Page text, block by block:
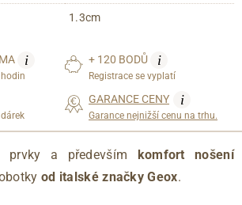
1.3cm
i + 120 BODŮ i
Registrace se vyplatí
GARANCE CENY i
Garance nejnižší cenu na trhu.
prvky a především komfort nošení
od italské značky Geox.